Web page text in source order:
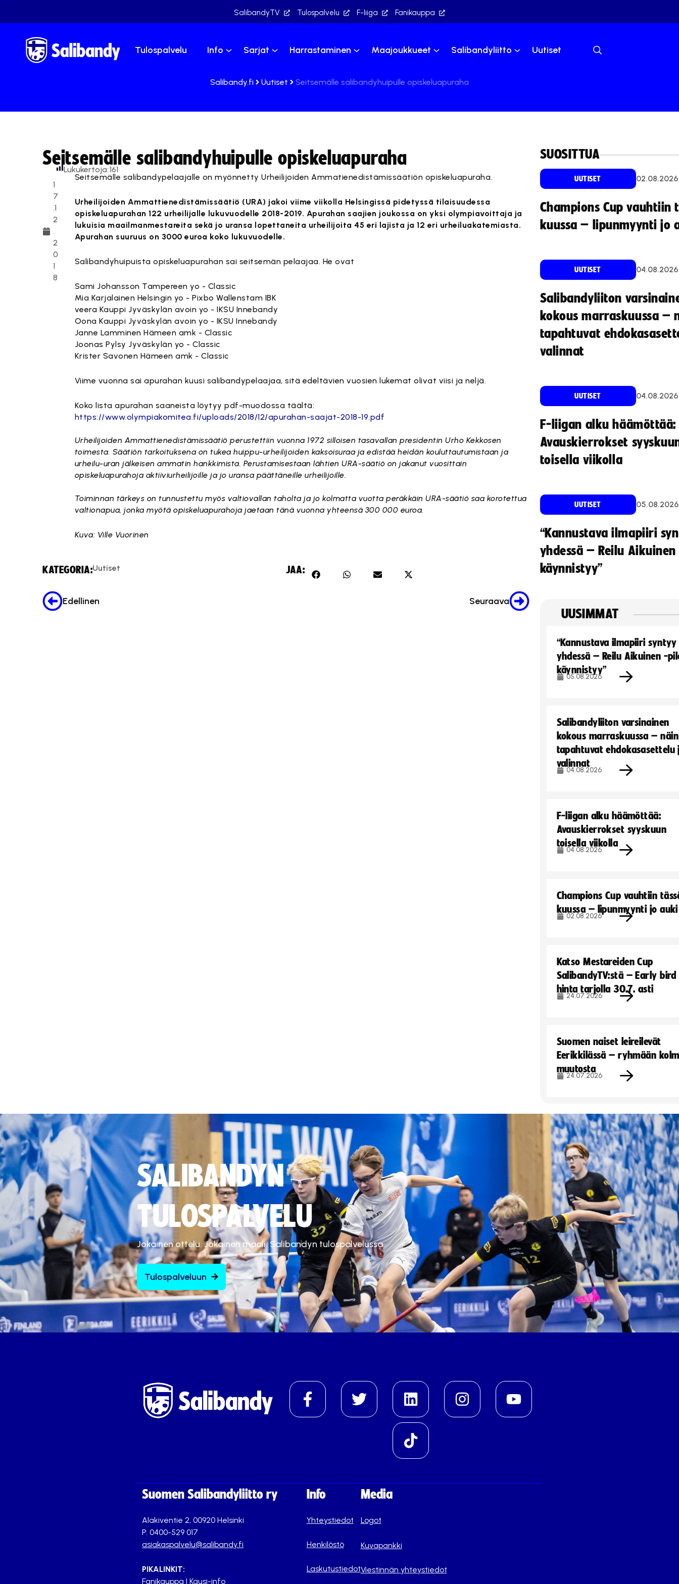
SalibandyTV Tulospalvelu F-liiga Fanikauppa
Tulospalvelu Info Sarjat Harrastaminen Maajoukkueet Salibandyliitto Uutiset
Salibandy.fi Uutiset Seitsemälle salibandyhuipulle opiskeluapuraha
Seitsemälle salibandyhuipulle opiskeluapuraha
1
7
.1
2
.
2
0
1
8
Lukukertoja:161
Seitsemälle salibandypelaajalle on myönnetty Urheilijoiden Ammatienedistämissäätiön opiskeluapuraha.
Urheilijoiden Ammattienedistämissäätiö (URA) jakoi viime viikolla Helsingissä pidetyssä tilaisuudessa
opiskeluapurahan 122 urheilijalle lukuvuodelle 2018-2019. Apurahan saajien joukossa on yksi olympiavoittaja ja
lukuisia maailmanmestareita sekä jo uransa lopettaneita urheilijoita 45 eri lajista ja 12 eri urheiluakatemiasta.
Apurahan suuruus on 3000 euroa koko lukuvuodelle.
Salibandyhuipuista opiskeluapurahan sai seitsemän pelaajaa. He ovat
Sami Johansson Tampereen yo - Classic
Mia Karjalainen Helsingin yo - Pixbo Wallenstam IBK
veera Kauppi Jyväskylän avoin yo - IKSU Innebandy
Oona Kauppi Jyväskylän avoin yo - IKSU Innebandy
Janne Lamminen Hämeen amk - Classic
Joonas Pylsy Jyväskylän yo - Classic
Krister Savonen Hämeen amk - Classic
Viime vuonna sai apurahan kuusi salibandypelaajaa, sitä edeltävien vuosien lukemat olivat viisi ja neljä.
Koko lista apurahan saaneista löytyy pdf-muodossa täältä:
https://www.olympiakomitea.fi/uploads/2018/12/apurahan-saajat-2018-19.pdf
Urheilijoiden Ammattienedistämissäätiö perustettiin vuonna 1972 silloisen tasavallan presidentin Urho Kekkosen
toimesta. Säätiön tarkoituksena on tukea huippu-urheilijoiden kaksoisuraa ja edistää heidän kouluttautumistaan ja
urheilu-uran jälkeisen ammatin hankkimista. Perustamisestaan lähtien URA-säätiö on jakanut vuosittain
opiskeluapurahoja aktiiviurheilijoille ja jo uransa päättäneille urheilijoille.
Toiminnan tärkeys on tunnustettu myös valtiovallan taholta ja jo kolmatta vuotta peräkkäin URA-säätiö saa korotettua
valtionapua, jonka myötä opiskeluapurahoja jaetaan tänä vuonna yhteensä 300 000 euroa.
Kuva: Ville Vuorinen
KATEGORIA:Uutiset JAA:
Edellinen Seuraava
SUOSITTUA
UUTISET 02.08.2026
Champions Cup vauhtiin
kuussa – lipunmyynti jo
UUTISET 04.08.2026
Salibandyliiton
kokous marraskuussa –
tapahtuvat
valinnat
UUTISET 04.08.2026
F-liigan alku häämöttää:
Avauskierrokset
toisella viikolla
UUTISET 05.08.2026
“Kannustava ilmapiiri
yhdessä – Reilu
käynnistyy”
UUSIMMAT
“Kannustava ilmapiiri syntyy
yhdessä – Reilu Aikuinen -
käynnistyy”
05.08.2026
Salibandyliiton varsinainen
kokous marraskuussa – näin
tapahtuvat ehdokasasettelu
valinnat
04.08.2026
F-liigan alku häämöttää:
Avauskierrokset syyskuun
toisella viikolla
04.08.2026
Champions Cup vauhtiin
kuussa – lipunmyynti jo auki
02.08.2026
Katso Mestareiden Cup
SalibandyTV:stä – Early
hinta tarjolla 30.7. asti
24.07.2026
Suomen naiset leireilevät
Eerikkilässä – ryhmään
muutosta
24.07.2026
SALIBANDYN
TULOSPALVELU
Jokainen ottelu. Jokainen maali. Salibandyn tulospalvelussa.
Tulospalveluun
Suomen Salibandyliitto ry
Alakiventie 2, 00920 Helsinki
P. 0400-529 017
asiakaspalvelu@salibandy.fi
PIKALINKIT:
Fanikauppa | Kausi-info
Info
Yhteystiedot
Henkilöstö
Laskutustiedot
Media
Logot
Kuvapankki
Viestinnän yhteystiedot